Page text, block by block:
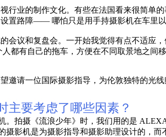
行业的制作文化。有些在法国看来很简单
置路障—— 哪怕只是用手持摄影机在车里
会议和复盘会。一开始我觉得有点不适应
都有自己的拖车，方便在不同取景地之间移
邀请一位国际摄影指导，为伦敦独特的光线
主要考虑了哪些因素？
。拍摄《流浪少年》时，我们用的是
摄影机是为摄影指导和摄影助理设计的，